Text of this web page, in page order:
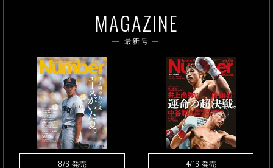
MAGAZINE
最新号
8/6 発売 4/16 発売